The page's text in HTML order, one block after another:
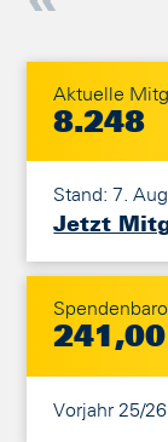
Aktuelle
8.248
Stand: 7.
Jetzt
241,00
Vorjahr 25/